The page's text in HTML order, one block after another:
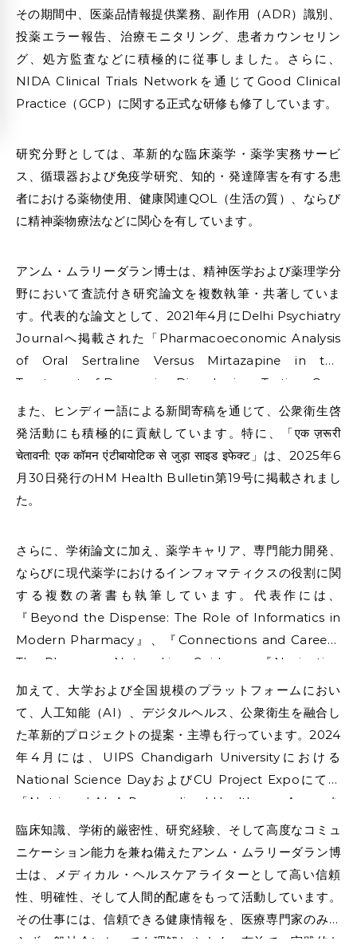
厳格な機 密保持などを担当しました。こうした実臨床研究
および規制対応に関する経験は、現在のエ ビデンス重視か
つコンプライアンス意識の高い執筆スタイルにも大きく反
映されています。
博士は、NIMS University Jaipur附属NIMS Institute of
ルト ラリンとミルタザピンの薬剤経済学的比較研究を行
い、精神医療、治療成果、ならびに医療 価値評価に対する
早期からの関心を示しました。また、NIMS Hospitalでの
臨床インターン シップを通じて、腎臓内科、小児科、産婦
験を積みました。
その期間中、医薬品情報提供業務、副作用（ADR）識別、
投薬エラー報告、治療モニタリング、患者カウンセリン
グ、処方監査などに積極的に従事しました。さらに、
NIDA Clinical Trials Networkを通じてGood Clinical
Practice（GCP）に関する正式な研修も修了しています。
研究分野としては、革新的な臨床薬学・薬学実務サービ
ス、循環器および免疫学研究、知的・発達障害を有する患
者における薬物使用、健康関連QOL（生活の質）、ならび
に精神薬物療法などに関心を有しています。
アンム・ムラリーダラン博士は、精神医学および薬理学分
野において査読付き研究論文を複数執筆・共著していま
す。代表的な論文として、2021年4月にDelhi Psychiatry
Journalへ掲載された「Pharmacoeconomic Analysis
of Oral Sertraline Versus Mirtazapine in the
Treatment of Depressive Disorder in a Tertiary Care
Teaching Hospital, Jaipur」、ならびに 2020年7月～9
月号のIndian Journal of Health Care, Medical &
Pharmacy Practiceに掲載された「Rapid Onset of
Action of Mirtazapine: A Review Illustrating Its
Benefits and Risks Over SSRIs」が挙げられます。
また、ヒンディー語による新聞寄稿を通じて、公衆衛生啓
発活動にも積極的に貢献しています。特に、「एक ज़रूरी
चेतावनी: एक कॉमन एंटीबायोटिक से जुड़ा साइड इफेक्ट」は、2025年6
月30日発行のHM Health Bulletin第19号に掲載されまし
た。
さらに、学術論文に加え、薬学キャリア、専門能力開発、
ならびに現代薬学におけるインフォマティクスの役割に関
する複数の著書も執筆しています。代表作には、
『Beyond the Dispense: The Role of Informatics in
Modern Pharmacy』、『Connections and Careers:
The Pharmacy Networking Guide』、『Navigating
Purpose: A Career Path in Pharmacy』、
『Pharmacy Career Paths: Exploring Opportunities
Beyond the Counter』などがあります。
加えて、大学および全国規模のプラットフォームにおい
て、人工知能（AI）、デジタルヘルス、公衆衛生を融合し
た革新的プロジェクトの提案・主導も行っています。2024
年4月には、UIPS Chandigarh Universityにおける
National Science DayおよびCU Project Expoにて、
「Nutrimed AI: A Personalized Healthcare App」を
企画・発表しました。本プロジェクトは、AIを活用したパ
ーソナライズ機能により、栄養指導、服薬支援、患者エン
ゲージメントを促進することを目的としています。また、
慢性疾患管理における服薬アドヒアランス向上を目的とし
た個別化デジタル介入に関する研究プロジェクトの主導・
発表も行っています。
臨床知識、学術的厳密性、研究経験、そして高度なコミュ
ニケーション能力を兼ね備えたアンム・ムラリーダラン博
士は、メディカル・ヘルスケアライターとして高い信頼
性、明確性、そして人間的配慮をもって活動しています。
その仕事には、信頼できる健康情報を、医療専門家のみな
らず一般社会にとっても理解しやすく、有益で、実践的な